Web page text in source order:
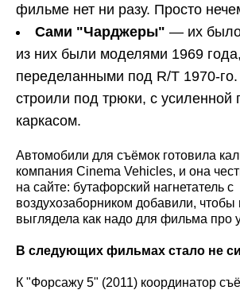
фильме нет ни разу. Просто
Сами "Чарджеры" — их было
из них были моделями 1969 года,
переделанными под R/T 1970-
строили под трюки, с усиленной
каркасом.
Автомобили для съёмок готовила
компания Cinema Vehicles, и она
на сайте: бутафорский нагнетатель с
воздухозаборником добавили,
выглядела как надо для фильма про
В следующих фильмах стало не
К "Форсажу 5" (2011) координатор